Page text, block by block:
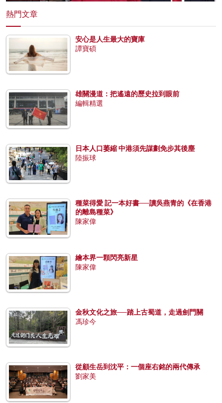
熱門文章
安心是人生最大的寶庫
譚寶碩
雄關漫道：把遙遠的歷史拉到眼前
編輯精選
日本人口萎縮 中港須先謀劃免步其後塵
陸振球
種菜得愛 記一本好書──讀吳燕青的《在香港
的離島種菜》
陳家偉
繪本界一顆閃亮新星
陳家偉
金秋文化之旅──踏上古蜀道，走過劍門關
馮珍今
從顧生岳到沈平：一個座右銘的兩代傳承
劉家美